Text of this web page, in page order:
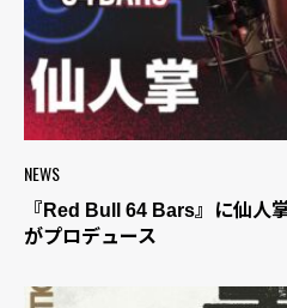
NEWS
『Red Bull 64 Bars』に仙
がプロデュース